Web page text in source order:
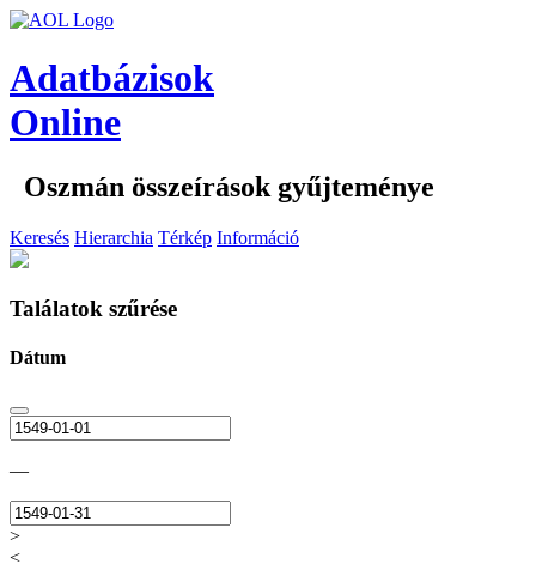
Adatbázisok
Online
Oszmán összeírások gyűjteménye
Keresés Hierarchia Térkép Információ
Találatok szűrése
Dátum
—
>
<